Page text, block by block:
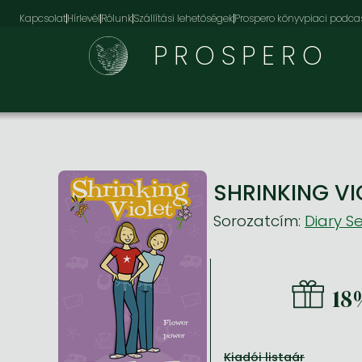
KapcsolatHírlevélRólunkSzállítási lehetőségekProspero könyvpiaci
PROSPERO
SHRINKING
Sorozatcím: Diary
Kiadói listaár